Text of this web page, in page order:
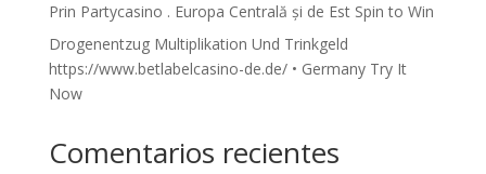
Prin Partycasino . Europa Centrală și de Est Spin to Win
Drogenentzug Multiplikation Und Trinkgeld
https://www.betlabelcasino-de.de/ • Germany Try It
Now
Comentarios recientes